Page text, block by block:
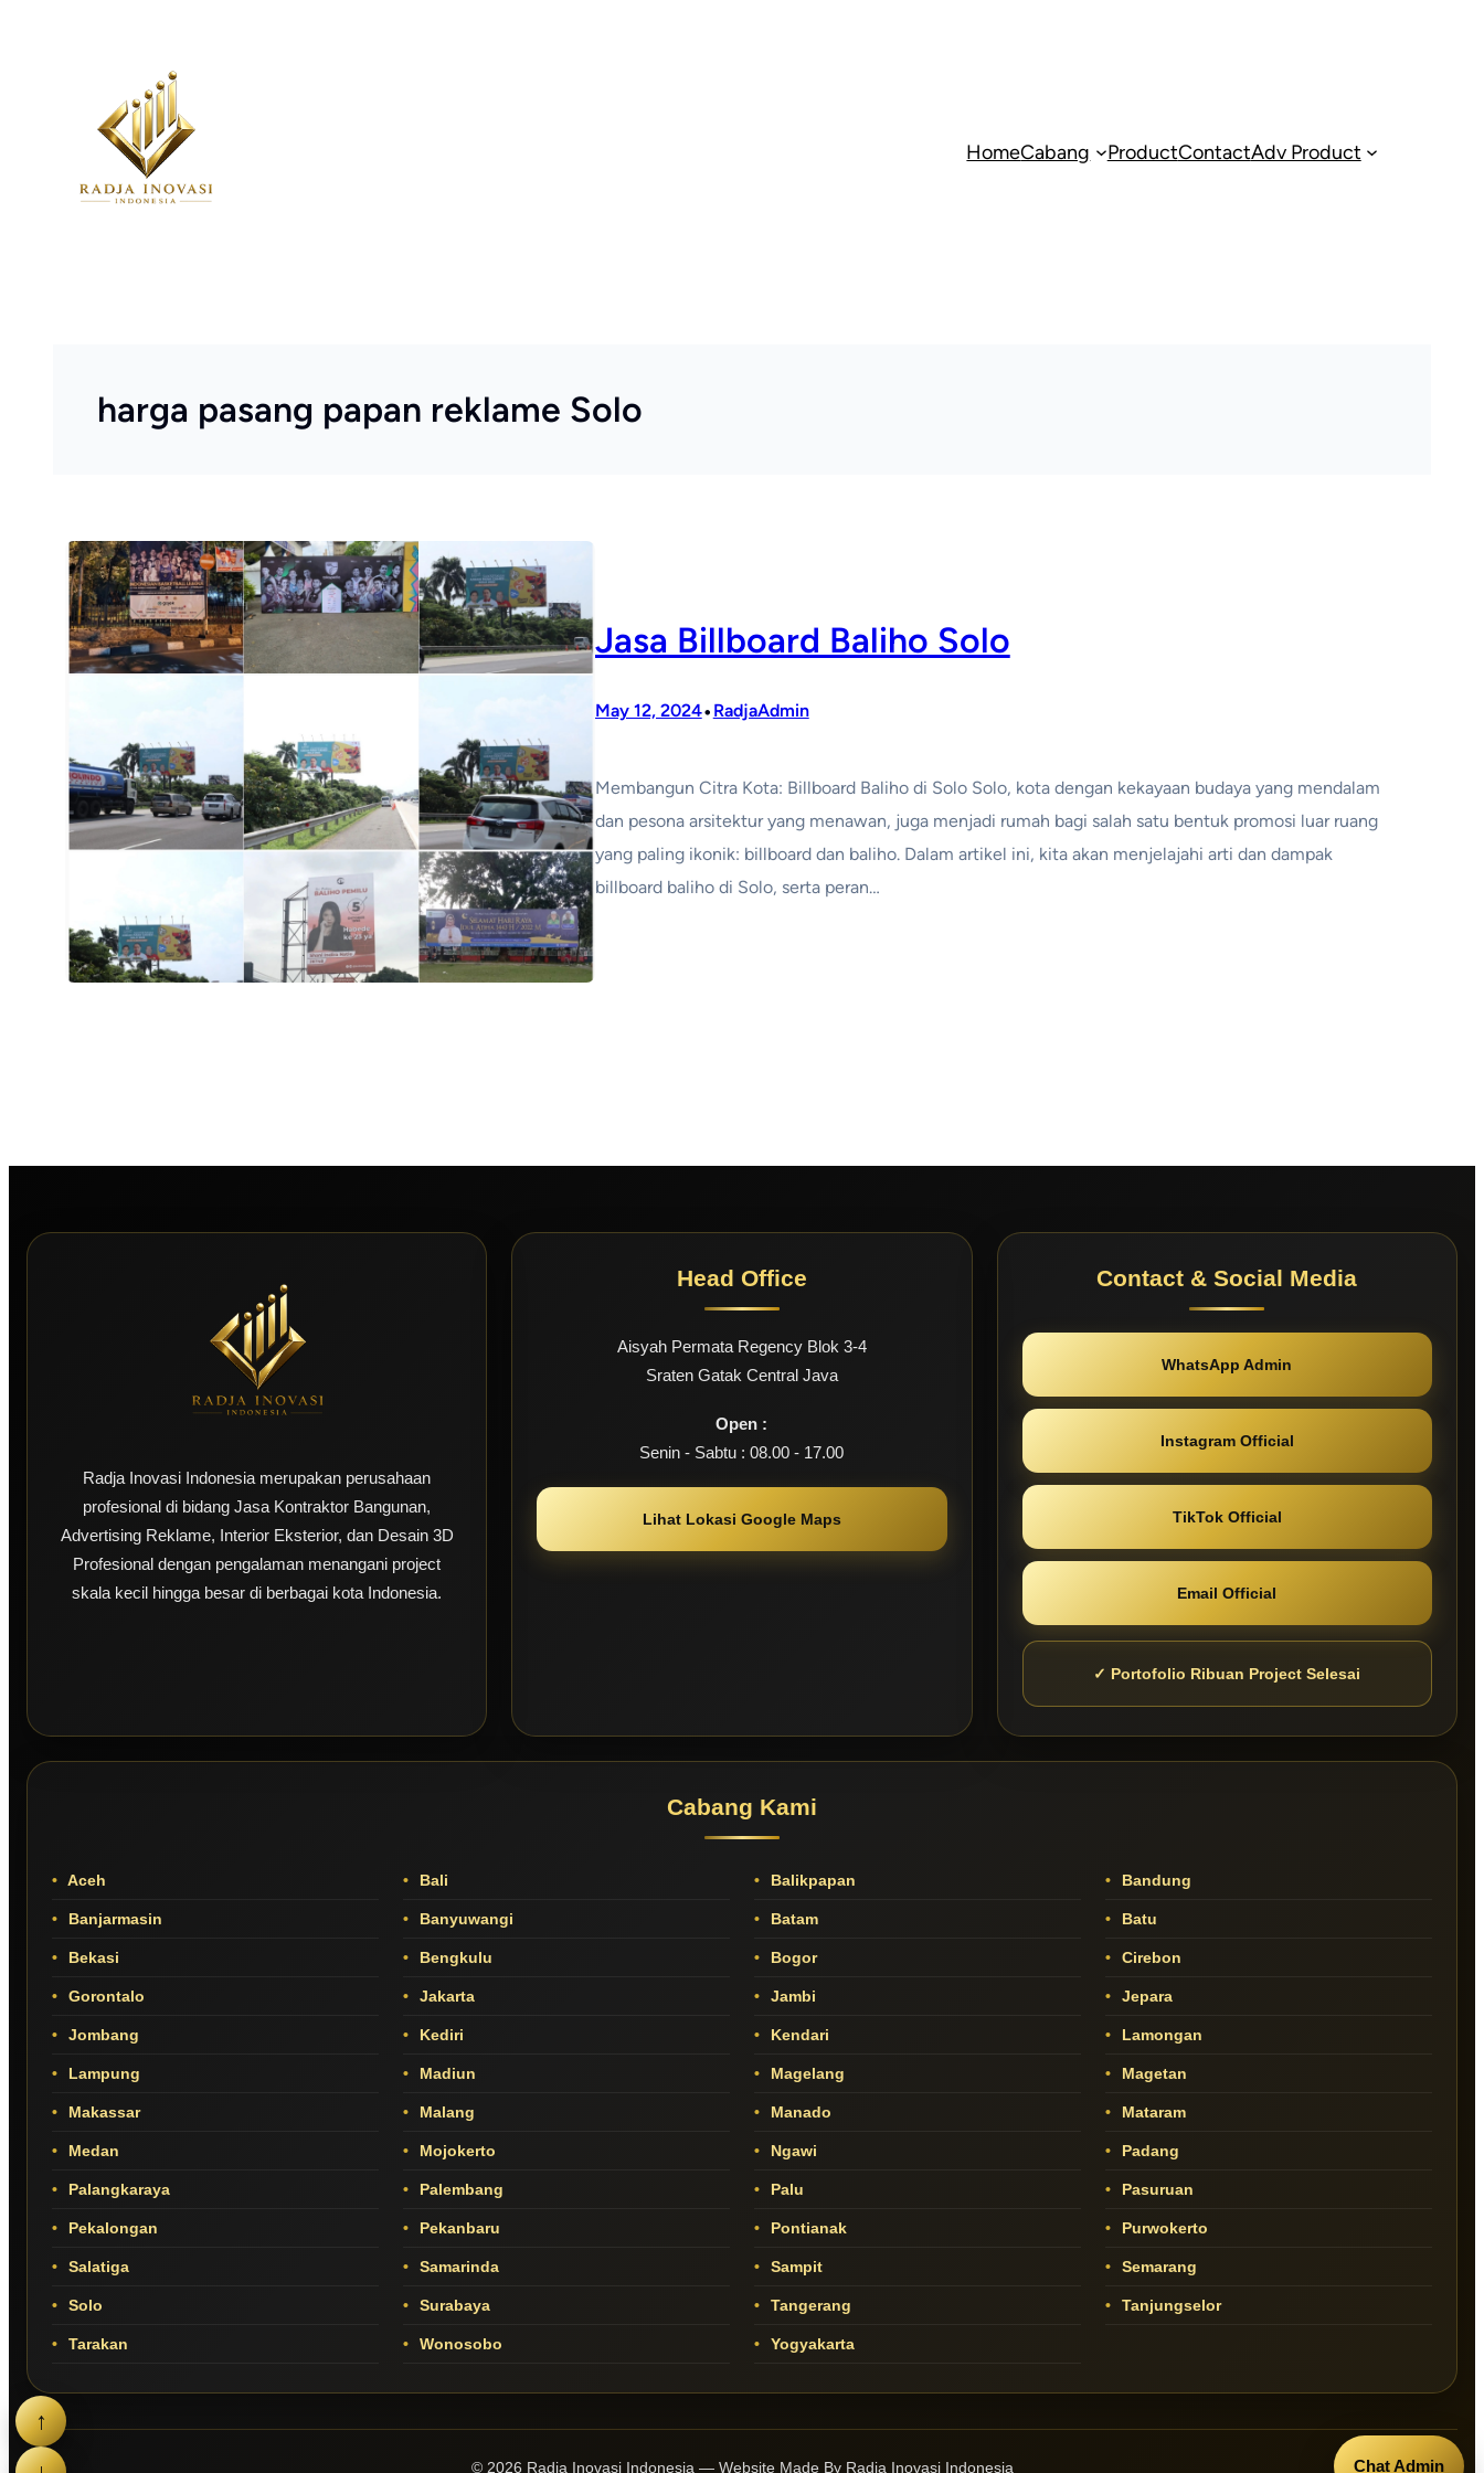
HomeCabang ProductContactAdv Product
harga pasang papan reklame Solo
Jasa Billboard Baliho Solo
May 12, 2024•RadjaAdmin
Membangun Citra Kota: Billboard Baliho di Solo Solo, kota dengan kekayaan budaya yang mendalam
dan pesona arsitektur yang menawan, juga menjadi rumah bagi salah satu bentuk promosi luar ruang
yang paling ikonik: billboard dan baliho. Dalam artikel ini, kita akan menjelajahi arti dan dampak
billboard baliho di Solo, serta peran…
Radja Inovasi Indonesia merupakan perusahaan
profesional di bidang Jasa Kontraktor Bangunan,
Advertising Reklame, Interior Eksterior, dan Desain 3D
Profesional dengan pengalaman menangani project
skala kecil hingga besar di berbagai kota Indonesia.
Head Office
Aisyah Permata Regency Blok 3-4
Sraten Gatak Central Java
Open :
Senin - Sabtu : 08.00 - 17.00
Lihat Lokasi Google Maps
Contact & Social Media
WhatsApp Admin
Instagram Official
TikTok Official
Email Official
✓ Portofolio Ribuan Project Selesai
Cabang Kami
Aceh Bali Balikpapan Bandung
Banjarmasin Banyuwangi Batam Batu
Bekasi Bengkulu Bogor Cirebon
Gorontalo Jakarta Jambi Jepara
Jombang Kediri Kendari Lamongan
Lampung Madiun Magelang Magetan
Makassar Malang Manado Mataram
Medan Mojokerto Ngawi Padang
Palangkaraya Palembang Palu Pasuruan
Pekalongan Pekanbaru Pontianak Purwokerto
Salatiga Samarinda Sampit Semarang
Solo Surabaya Tangerang Tanjungselor
Tarakan Wonosobo Yogyakarta
© 2026 Radja Inovasi Indonesia — Website Made By Radja Inovasi Indonesia
↑
Chat Admin